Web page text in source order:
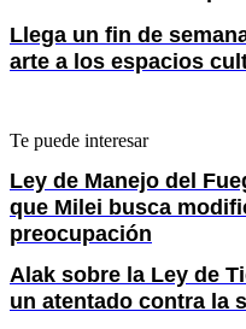
Llega un fin de
arte a los espacios
Te puede interesar
Ley de Manejo del
que Milei busca
preocupación
Alak sobre la Ley de
un atentado contra la